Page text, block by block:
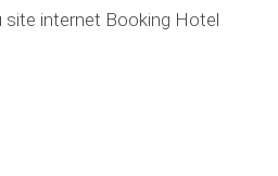
site internet Booking Hotel